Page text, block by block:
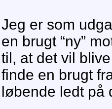
Jeg er som
en brugt “ny”
til, at det vil
finde en brugt
løbende ledt på